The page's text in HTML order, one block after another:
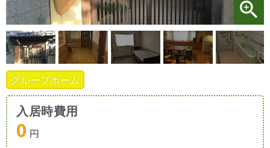
ブログ一覧
グループホーム
入居時費用
0 円